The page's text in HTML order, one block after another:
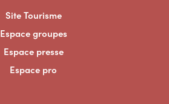
Site Tourisme
Espace groupes
Espace presse
Espace pro